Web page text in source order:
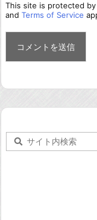
This site is protected by
and Terms of Service